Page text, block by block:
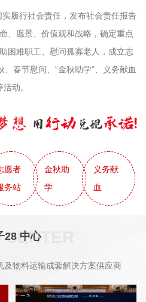
履行社会责任，发布社会责任报告
、愿景、价值观和战略，确定重点
困难职工、慰问孤寡老人，成立志
春节慰问、“金秋助学”、义务献血
活动。
愿者
务站
金秋助
学
义务献
血
CENTER
28 中心
及物料运输成套解决方案供应商